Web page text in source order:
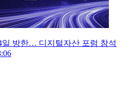
일 방한… 디지털자산 포럼 참석